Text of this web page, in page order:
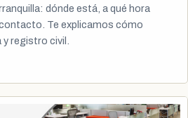
dónde está, a qué hora
Te explicamos cómo
registro civil.